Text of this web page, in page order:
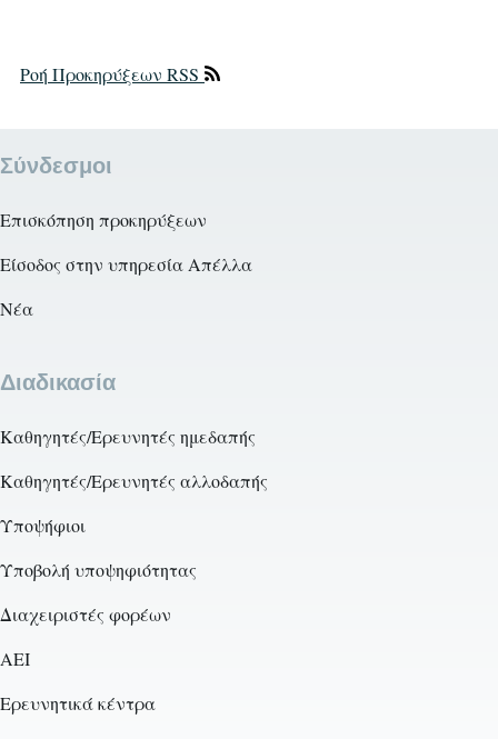
Ροή Προκηρύξεων RSS
Σύνδεσμοι
Επισκόπηση προκηρύξεων
Είσοδος στην υπηρεσία Απέλλα
Νέα
Διαδικασία
Καθηγητές/Ερευνητές ημεδαπής
Καθηγητές/Ερευνητές αλλοδαπής
Υποψήφιοι
Υποβολή υποψηφιότητας
Διαχειριστές φορέων
AEI
Ερευνητικά κέντρα